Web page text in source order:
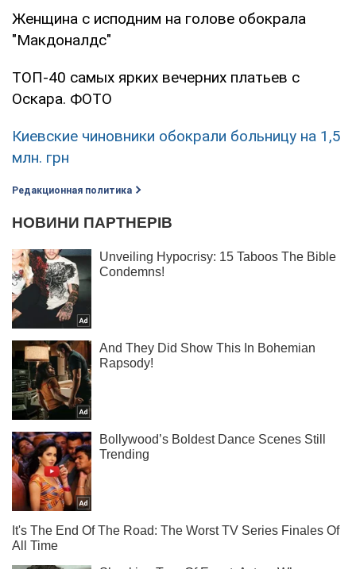
Женщина с исподним на голове обокрала
"Макдоналдс"
ТОП-40 самых ярких вечерних платьев с
Оскара. ФОТО
Киевские чиновники обокрали больницу на 1,5
млн. грн
Редакционная политика